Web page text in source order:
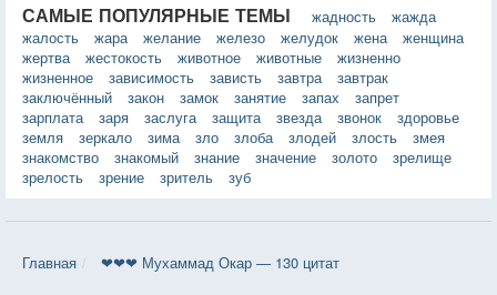
САМЫЕ ПОПУЛЯРНЫЕ ТЕМЫ жадность
жажда
жалость
жара желание железо желудок жена
женщина
жертва
жестокость животное животные
жизненно
жизненное
зависимость зависть завтра
завтрак
заключённый
закон замок занятие запах
запрет
зарплата
заря заслуга защита звезда звонок
здоровье
земля
зеркало зима зло злоба злодей злость
змея
знакомство
знакомый знание значение золото
зрелище
зрелость
зрение зритель зуб
Главная ❤❤❤ Мухаммад Окар — 130 цитат